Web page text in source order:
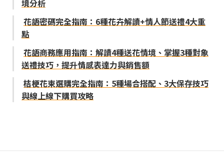
境分析
花語密碼完全指南：6種花卉解讀+情人節送禮4大重
點
花語商務應用指南：解讀4種送花情境、掌握3種對象
送禮技巧，提升情感表達力與銷售額
桔梗花束選購完全指南：5種場合搭配、3大保存技巧
與線上線下購買攻略